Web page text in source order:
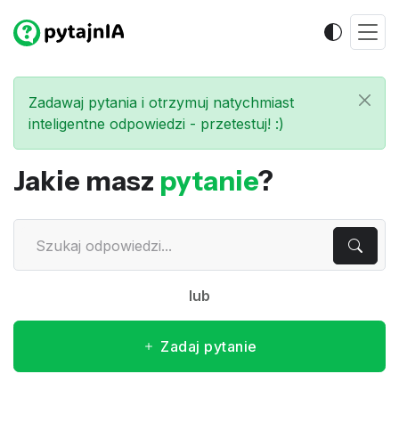
Zadawaj pytania i otrzymuj natychmiast
inteligentne odpowiedzi - przetestuj! :)
Jakie masz pytanie?
lub
Zadaj pytanie